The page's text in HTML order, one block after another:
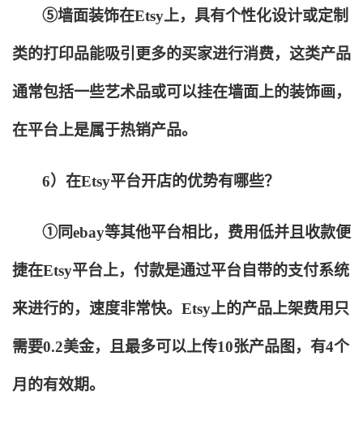
⑤墙面装饰在Etsy上，具有个性化设计或定制
类的打印品能吸引更多的买家进行消费，这类产品
通常包括一些艺术品或可以挂在墙面上的装饰画，
在平台上是属于热销产品。
6）在Etsy平台开店的优势有哪些？
①同ebay等其他平台相比，费用低并且收款便
捷在Etsy平台上，付款是通过平台自带的支付系统
来进行的，速度非常快。Etsy上的产品上架费用只
需要0.2美金，且最多可以上传10张产品图，有4个
月的有效期。